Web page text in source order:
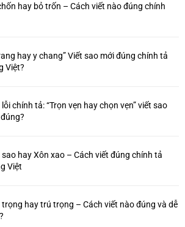
hay bỏ trốn – Cách viết nào đúng chính
hay y chang” Viết sao mới đúng chính tả
Việt?
chính tả: “Trọn vẹn hay chọn vẹn” viết sao
sao hay Xôn xao – Cách viết đúng chính tả
Việt
trọng hay trú trọng – Cách viết nào đúng và dễ